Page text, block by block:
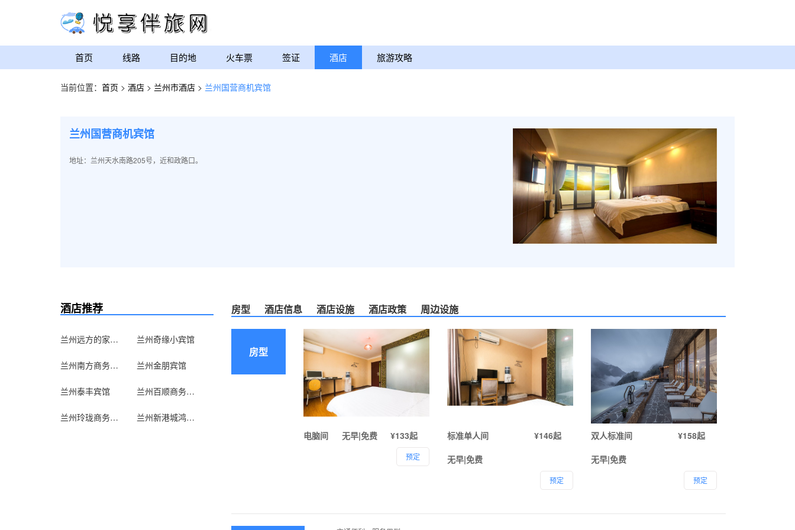
首页 线路 目的地 火车票 签证 酒店 旅游攻略
当前位置： 首页 > 酒店 > 兰州市酒店 > 兰州国营商机宾馆
兰州国营商机宾馆
地址：兰州天水南路205号，近和政路口。
酒店推荐
兰州远方的家青年旅舍 兰州奇缘小宾馆
兰州南方商务住宿 兰州金朋宾馆
兰州泰丰宾馆 兰州百顺商务宾馆
兰州玲珑商务宾馆 兰州新港城鸿泰宾馆
房型 酒店信息 酒店设施 酒店政策 周边设施
房型
电脑间 ¥133起
无早|免费
预定
标准单人间
¥146起
无早|免费
预定
双人标准间
¥158起
无早|免费
预定